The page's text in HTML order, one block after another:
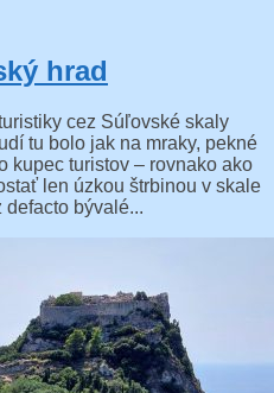
hrad
cez Súľovské skaly
tu bolo jak na mraky, pekné
kupec turistov – rovnako ako
len úzkou štrbinou v skale
bývalé...